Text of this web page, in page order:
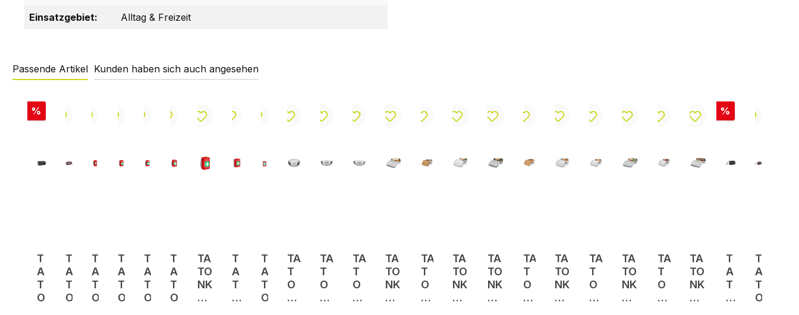
Einsatzgebiet:
Alltag & Freizeit
Passende Artikel Kunden haben sich auch angesehen
Rabatt
%
T
A
T
O
T
A
T
O
T
A
T
O
T
A
T
O
T
A
T
O
T
A
T
O
TA
TO
NK
A
T
A
T
O
T
A
T
O
TA
T
O
N
TA
T
O
N
TA
T
O
N
TA
TO
NK
A
TA
T
O
N
TA
TO
NK
A
TA
TO
NK
A
TA
T
O
N
TA
TO
NK
A
TA
T
O
N
TA
TO
NK
A
TA
T
O
N
TA
TO
NK
A
Rabatt
%
T
A
T
O
T
A
T
O